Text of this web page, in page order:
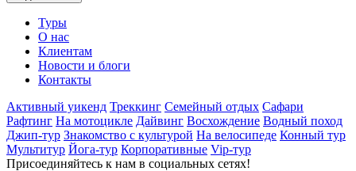
Туры
О нас
Клиентам
Новости и блоги
Контакты
Активный уикенд Треккинг Семейный отдых Сафари
Рафтинг На мотоцикле Дайвинг Восхождение Водный поход
Джип-тур Знакомство с культурой На велосипеде Конный тур
Мультитур Йога-тур Корпоративные Vip-тур
Присоединяйтесь к нам в социальных сетях!